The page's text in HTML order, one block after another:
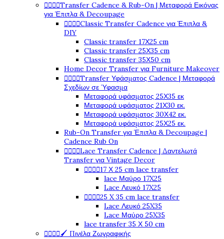
Transfer Cadence & Rub-On | Μεταφορά Εικόνας
για Έπιπλα & Decoupage
Classic Transfer Cadence για Έπιπλα &
DIY
Classic transfer 17Χ25 cm
Classic transfer 25Χ35 cm
Classic transfer 35Χ50 cm
Home Decor Transfer για Furniture Makeover
Transfer Υφάσματος Cadence | Μεταφορά
Σχεδίων σε Ύφασμα
Μεταφορά υφάσματος 25Χ35 εκ
Μεταφορά υφάσματος 21Χ30 εκ.
Μεταφορά υφάσματος 30Χ42 εκ.
Μεταφορά υφάσματος 25Χ25 εκ.
Rub-On Transfer για Έπιπλα & Decoupage |
Cadence Rub On
Lace Transfer Cadence | Δαντελωτά
Transfer για Vintage Decor
17 Χ 25 cm lace transfer
lace Μαύρο 17X25
Lace Λευκό 17X25
25 X 35 cm lace transfer
Lace Λευκό 25X35
Lace Μαύρο 25X35
lace transfer 35 Χ 50 cm
🖌️ Πινέλα Ζωγραφικής